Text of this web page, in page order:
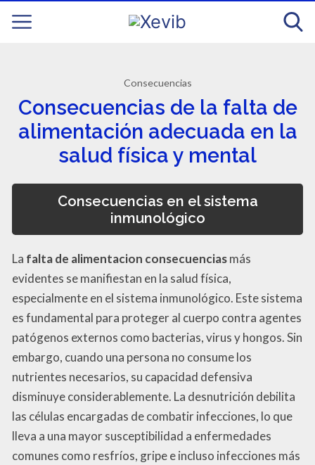
Consecuencias
Consecuencias de la falta de
alimentación adecuada en la
salud física y mental
Consecuencias en el sistema
inmunológico
La falta de alimentacion consecuenciasmás
evidentes se manifiestan en la salud física,
especialmente en el sistema inmunológico. Este sistema
es fundamental para proteger al cuerpo contra agentes
patógenos externos como bacterias, virus y hongos. Sin
embargo, cuando una persona no consume los
nutrientes necesarios, su capacidad defensiva
disminuye considerablemente. La desnutrición debilita
las células encargadas de combatir infecciones, lo que
lleva a una mayor susceptibilidad a enfermedades
comunes como resfríos, gripe e incluso infecciones más